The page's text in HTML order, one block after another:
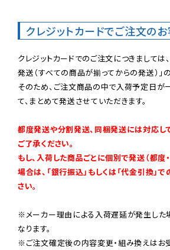
クレジットカードでご注文の
クレジットカードでのご注文につきましては
発送（すべての商品が揃ってからの発送）」
そのため、ご注文商品の中で入荷予定日
て、まとめて発送させていただきます。
都度発送や分割発送、同梱発送には対応し
ご了承ください。
もし、入荷した商品ごとに個別で発送（都度
場合は、「銀行振込」もしくは「代金引換」
さい。
※メーカー理由による入荷遅延が発生した
なります。
※ご注文確定後の内容変更・組み換えはお